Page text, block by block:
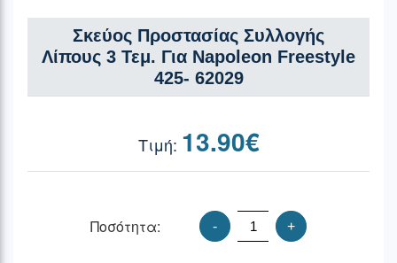
Σκεύος Προστασίας Συλλογής
Λίπους 3 Τεμ. Για Napoleon Freestyle
425- 62029
13.90€
Ποσότητα: - +